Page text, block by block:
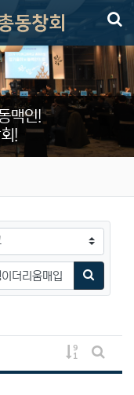
맥인!
!
검색하기
게시물 정렬
게시판